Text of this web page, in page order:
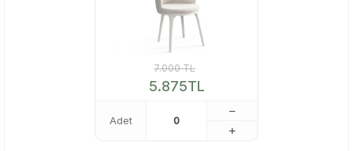
7.000TL
5.875TL
Adet